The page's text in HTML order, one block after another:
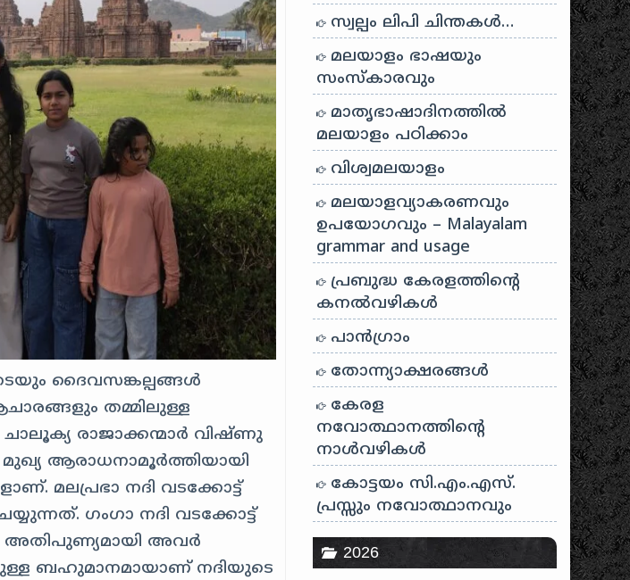
ദൈവസങ്കല്പങ്ങൾ
തമ്മിലുള്ള
രാജാക്കന്മാർ വിഷ്ണു
ആരാധനാമൂർത്തിയായി
മലപ്രഭാ നദി വടക്കോട്ട്
ഗംഗാ നദി വടക്കോട്ട്
അവർ
ബഹുമാനമായാണ് നദിയുടെ
സ്വല്പം ലിപി ചിന്തകൾ…
മലയാളം ഭാഷയും
സംസ്കാരവും
മാതൃഭാഷാദിനത്തിൽ
മലയാളം പഠിക്കാം
വിശ്വമലയാളം
മലയാളവ്യാകരണവും
ഉപയോഗവും – Malayalam
grammar and usage
പ്രബുദ്ധ കേരളത്തിന്റെ
കനൽവഴികൾ
പാന്‍ഗ്രാം
തോന്ന്യാക്ഷരങ്ങള്‍
കേരള
നവോത്ഥാനത്തിന്റെ
നാൾവഴികൾ
കോട്ടയം സി.എം.എസ്.
പ്രസ്സും നവോത്ഥാനവും
2026